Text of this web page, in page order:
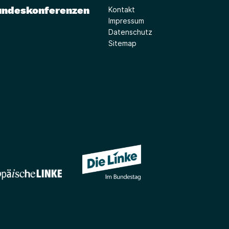
Kontakt
Impressum
Datenschutz
Sitemap
(Link öffnet ein neues Fenster)